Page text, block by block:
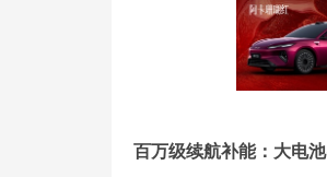
百万级续航补能：大电